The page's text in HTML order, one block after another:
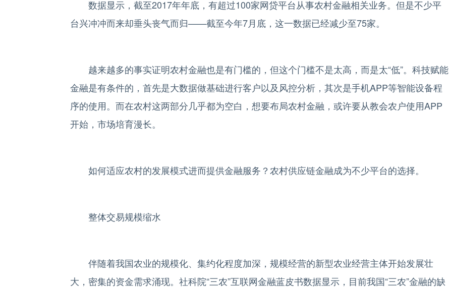
数据显示，截至2017年年底，有超过100家网贷平台从事农村金融相关业务。但是不少平
台兴冲冲而来却垂头丧气而归——截至今年7月底，这一数据已经减少至75家。
越来越多的事实证明农村金融也是有门槛的，但这个门槛不是太高，而是太“低”。科技赋能
金融是有条件的，首先是大数据做基础进行客户以及风控分析，其次是手机APP等智能设备程
序的使用。而在农村这两部分几乎都为空白，想要布局农村金融，或许要从教会农户使用APP
开始，市场培育漫长。
如何适应农村的发展模式进而提供金融服务？农村供应链金融成为不少平台的选择。
整体交易规模缩水
伴随着我国农业的规模化、集约化程度加深，规模经营的新型农业经营主体开始发展壮
大，密集的资金需求涌现。社科院“三农”互联网金融蓝皮书数据显示，目前我国“三农”金融的缺